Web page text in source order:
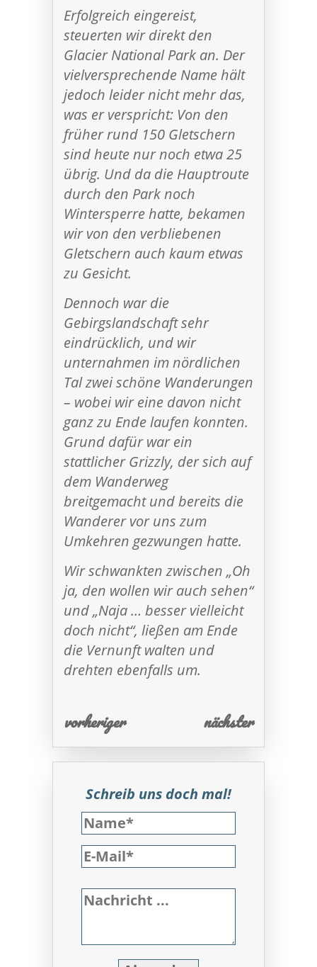
Erfolgreich eingereist,
steuerten wir direkt den
Glacier National Park an. Der
vielversprechende Name hält
jedoch leider nicht mehr das,
was er verspricht: Von den
früher rund 150 Gletschern
sind heute nur noch etwa 25
übrig. Und da die Hauptroute
durch den Park noch
Wintersperre hatte, bekamen
wir von den verbliebenen
Gletschern auch kaum etwas
zu Gesicht.
Dennoch war die
Gebirgslandschaft sehr
eindrücklich, und wir
unternahmen im nördlichen
Tal zwei schöne Wanderungen
– wobei wir eine davon nicht
ganz zu Ende laufen konnten.
Grund dafür war ein
stattlicher Grizzly, der sich auf
dem Wanderweg
breitgemacht und bereits die
Wanderer vor uns zum
Umkehren gezwungen hatte.
Wir schwankten zwischen „Oh
ja, den wollen wir auch sehen“
und „Naja … besser vielleicht
doch nicht“, ließen am Ende
die Vernunft walten und
drehten ebenfalls um.
vorheriger nächster
Schreib uns doch mal!